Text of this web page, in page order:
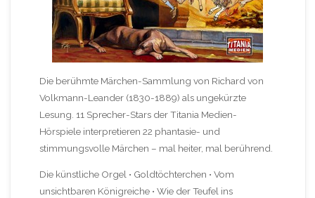
Die berühmte Märchen-Sammlung von Richard von
Volkmann-Leander (1830-1889) als ungekürzte
Lesung. 11 Sprecher-Stars der Titania Medien-
Hörspiele interpretieren 22 phantasie- und
stimmungsvolle Märchen – mal heiter, mal berührend.
Die künstliche Orgel • Goldtöchterchen • Vom
unsichtbaren Königreiche • Wie der Teufel ins